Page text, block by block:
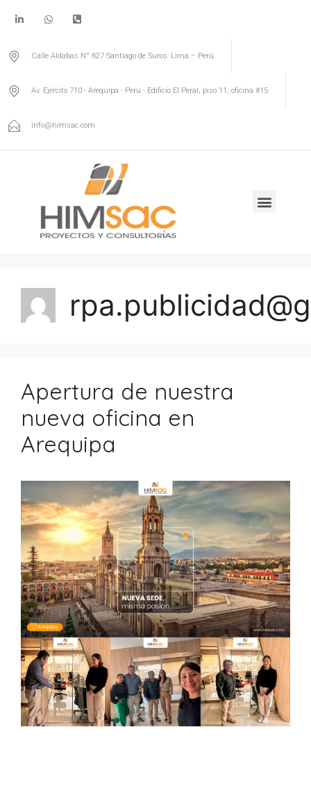
Calle Aldabas N° 627 Santiago de Surco. Lima – Perú
Av. Ejército 710 - Arequipa - Perú - Edificio El Peral, piso 11, oficina #15
info@himsac.com
Apertura de nuestra
nueva oficina en
Arequipa